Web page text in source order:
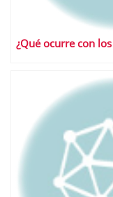
¿Qué ocurre con